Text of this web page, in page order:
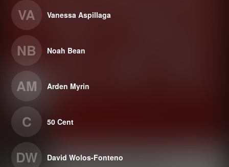
VA Vanessa Aspillaga
NB Noah Bean
AM Arden Myrin
C 50 Cent
DW David Wolos-Fonteno